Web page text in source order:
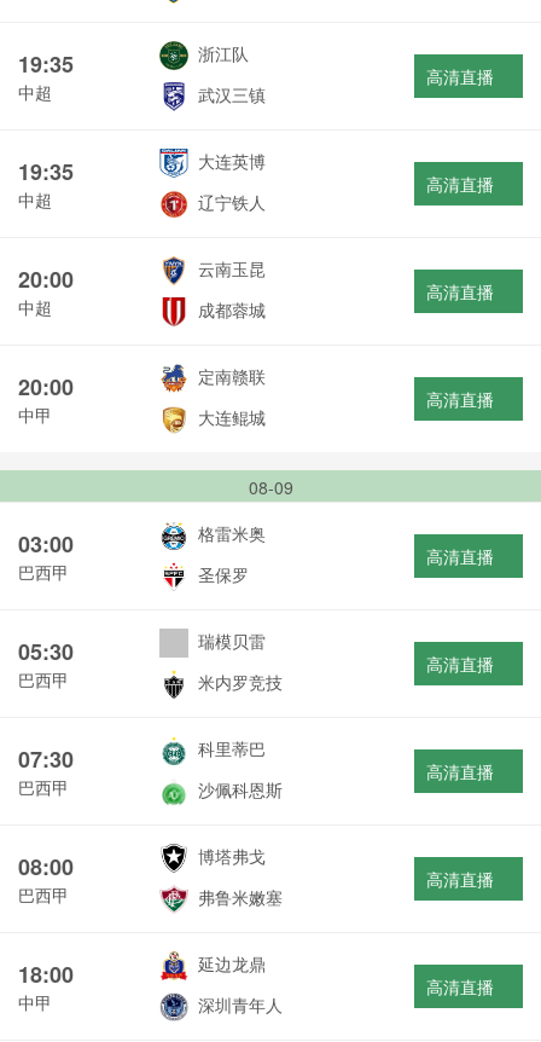
19:35
中超
浙江队
武汉三镇
高清直播
19:35
中超
大连英博
辽宁铁人
高清直播
20:00
中超
云南玉昆
成都蓉城
高清直播
20:00
中甲
定南赣联
大连鲲城
高清直播
08-09
03:00
巴西甲
格雷米奥
圣保罗
高清直播
05:30
巴西甲
瑞模贝雷
米内罗竞技
高清直播
07:30
巴西甲
科里蒂巴
沙佩科恩斯
高清直播
08:00
巴西甲
博塔弗戈
弗鲁米嫩塞
高清直播
18:00
中甲
延边龙鼎
深圳青年人
高清直播